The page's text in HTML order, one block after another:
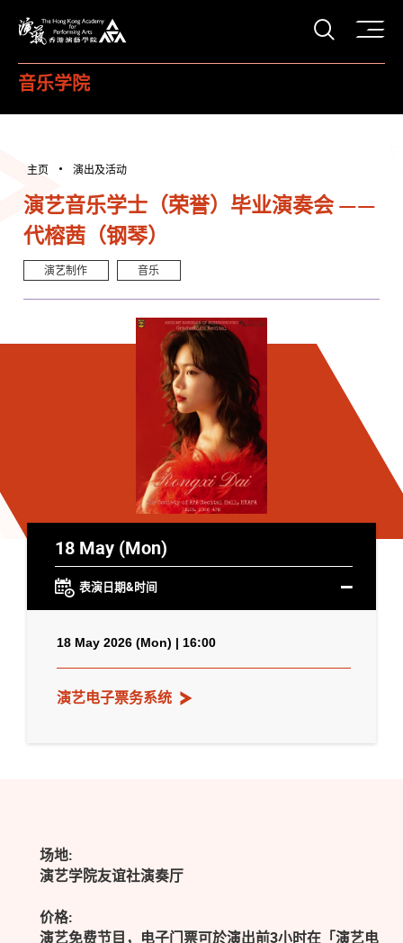
打开
音乐学院
主页 演出及活动
演艺音乐学士（荣誉）毕业演奏会 ——
代榕茜（钢琴）
演艺制作 音乐
18 May (Mon)
表演日期&时间
18 May 2026 (Mon) | 16:00
演艺电子票务系统
场地:
演艺学院友谊社演奏厅
价格:
演艺免费节目，电子门票可於演出前3小时在「演艺电